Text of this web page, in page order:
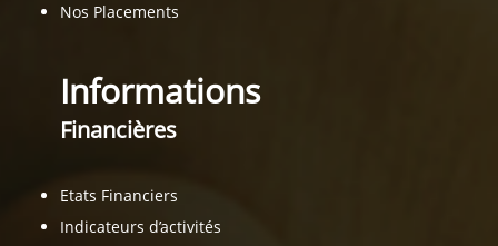
Nos Placements
Informations
Financières
Etats Financiers
Indicateurs d’activités